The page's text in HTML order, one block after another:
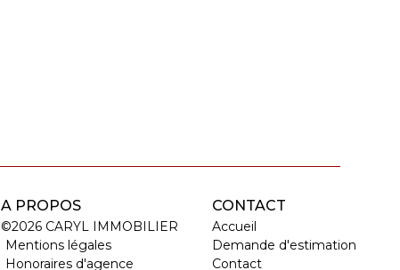
A PROPOS
©2026 CARYL IMMOBILIER
Mentions légales
Honoraires d'agence
CONTACT
Accueil
Demande d'estimation
Contact